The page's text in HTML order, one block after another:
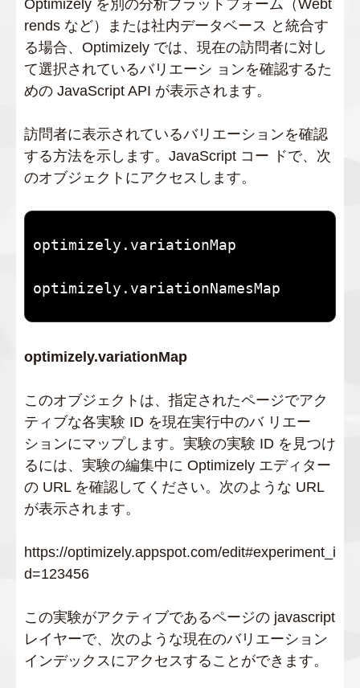
Optimizely を別の分析プラットフォーム（Webt
rends など）または社内データベース と統合す
る場合、Optimizely では、現在の訪問者に対し
て選択されているバリエーシ ョンを確認するた
めの JavaScript API が表示されます。
訪問者に表示されているバリエーションを確認
する方法を示します。JavaScript コー ドで、次
のオブジェクトにアクセスします。
optimizely.variationMap
optimizely.variationNamesMap
optimizely.variationMap
このオブジェクトは、指定されたページでアク
ティブな各実験 ID を現在実行中のバ リエー
ションにマップします。実験の実験 ID を見つけ
るには、実験の編集中に Optimizely エディター
の URL を確認してください。次のような URL
が表示されます。
https://optimizely.appspot.com/edit#experiment_i
d=123456
この実験がアクティブであるページの javascript
レイヤーで、次のような現在のバリエーション
インデックスにアクセスすることができます。